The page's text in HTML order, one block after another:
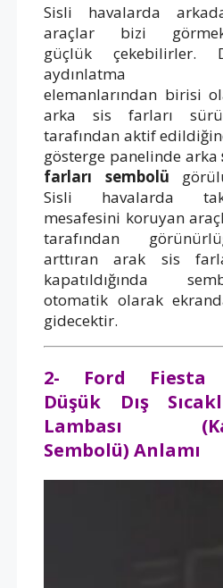
Sisli havalarda
araçlar bizi
güçlük çekebilirler.
aydınlatma
elemanlarından birisi
arka sis farları
tarafından aktif
gösterge panelinde arka
farları sembolü
Sisli havalarda
mesafesini koruyan
tarafından
arttıran arak sis
kapatıldığında
otomatik olarak
gidecektir.
2- Ford Fiesta
Düşük Dış
Lambası
Sembolü) Anlamı